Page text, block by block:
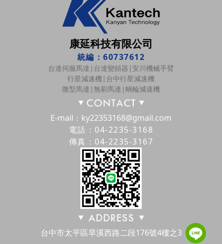
康延科技有限公司
統編：60737612
台達伺服馬達|台達變頻器|安川機械手臂
行星減速機|台中行星減速機
微型馬達|無刷馬達|蝸輪減速機
E-mail：ky22353168@gmail.com
電話：04-2235-3168
傳真：04-2235-3167
台中市太平區旱溪西路二段176號4樓之3